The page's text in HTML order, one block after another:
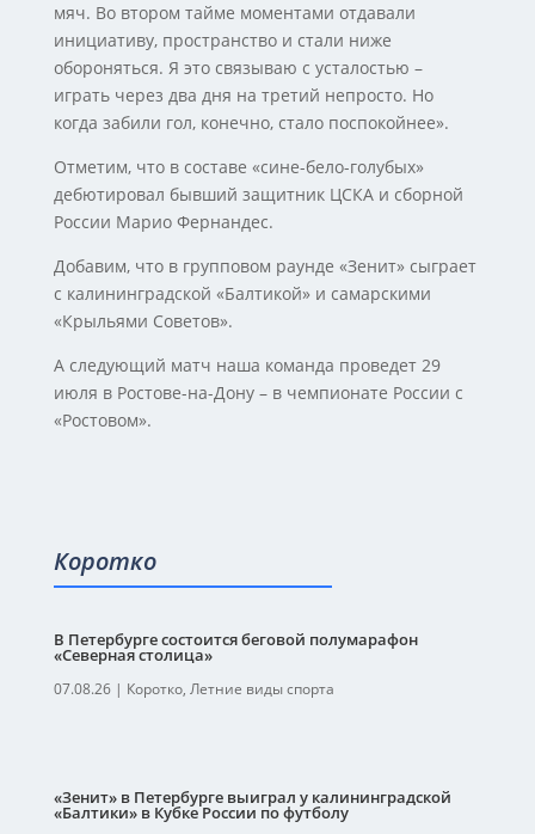
мяч. Во втором тайме моментами отдавали
инициативу, пространство и стали ниже
обороняться. Я это связываю с усталостью –
играть через два дня на третий непросто. Но
когда забили гол, конечно, стало поспокойнее».
Отметим, что в составе «сине-бело-голубых»
дебютировал бывший защитник ЦСКА и сборной
России Марио Фернандес.
Добавим, что в групповом раунде «Зенит» сыграет
с калининградской «Балтикой» и самарскими
«Крыльями Советов».
А следующий матч наша команда проведет 29
июля в Ростове-на-Дону – в чемпионате России с
«Ростовом».
Коротко
В Петербурге состоится беговой полумарафон
«Северная столица»
07.08.26| Коротко, Летние виды спорта
«Зенит» в Петербурге выиграл у калининградской
«Балтики» в Кубке России по футболу